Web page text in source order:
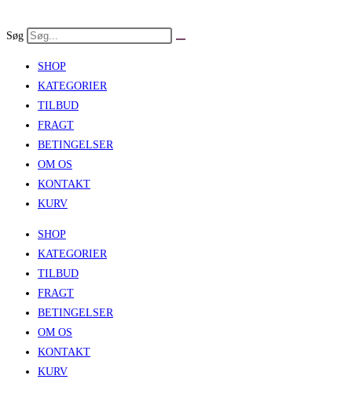
to
Søg
SHOP
KATEGORIER
TILBUD
FRAGT
BETINGELSER
OM OS
KONTAKT
KURV
SHOP
KATEGORIER
TILBUD
FRAGT
BETINGELSER
OM OS
KONTAKT
KURV